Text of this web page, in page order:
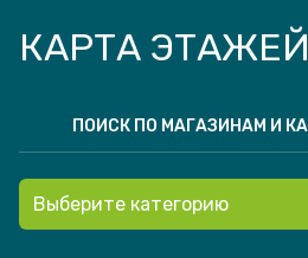
КАРТА ЭТАЖЕЙ
Выберите категорию